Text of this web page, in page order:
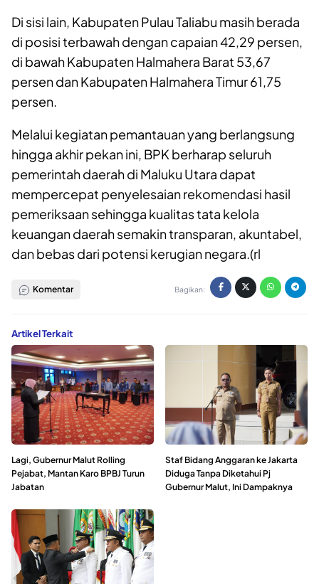
Di sisi lain, Kabupaten Pulau Taliabu masih berada
di posisi terbawah dengan capaian 42,29 persen,
di bawah Kabupaten Halmahera Barat 53,67
persen dan Kabupaten Halmahera Timur 61,75
persen.
Melalui kegiatan pemantauan yang berlangsung
hingga akhir pekan ini, BPK berharap seluruh
pemerintah daerah di Maluku Utara dapat
mempercepat penyelesaian rekomendasi hasil
pemeriksaan sehingga kualitas tata kelola
keuangan daerah semakin transparan, akuntabel,
dan bebas dari potensi kerugian negara.(rl
Komentar Bagikan:
Artikel Terkait
Lagi, Gubernur Malut Rolling
Pejabat, Mantan Karo BPBJ Turun
Jabatan
Staf Bidang Anggaran ke Jakarta
Diduga Tanpa Diketahui Pj
Gubernur Malut, Ini Dampaknya